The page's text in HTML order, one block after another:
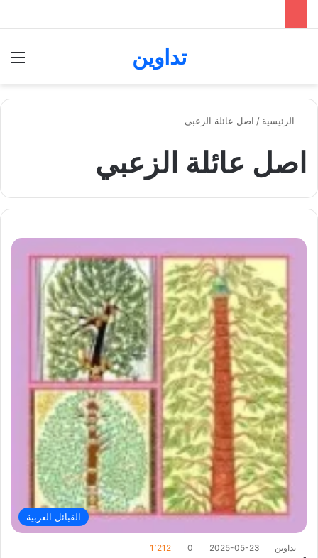
تداوين
الرئيسية / اصل عائلة الزعبي
اصل عائلة الزعبي
القبائل العربية
تداوين 2025-05-23
0 1٬212